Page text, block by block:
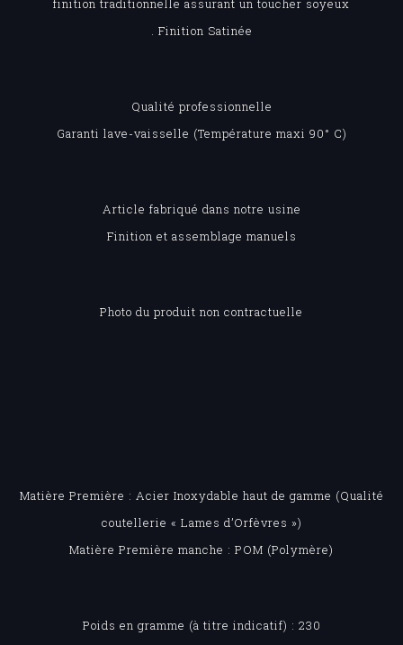
finition traditionnelle assurant un toucher soyeux
. Finition Satinée
Qualité professionnelle
Garanti lave-vaisselle (Température maxi 90° C)
Article fabriqué dans notre usine
Finition et assemblage manuels
Photo du produit non contractuelle
Matière Première : Acier Inoxydable haut de gamme (Qualité
coutellerie « Lames d’Orfèvres »)
Matière Première manche : POM (Polymère)
Poids en gramme (à titre indicatif) : 230